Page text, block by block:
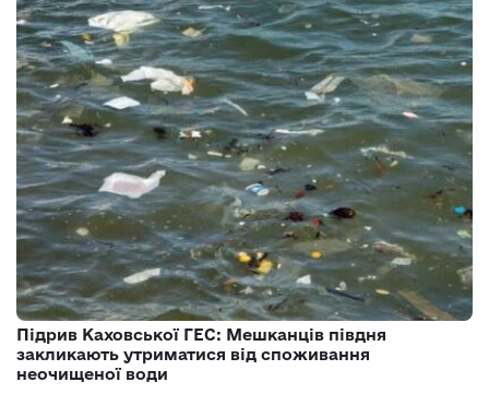
Підрив Каховської ГЕС: Мешканців півдня
закликають утриматися від споживання
неочищеної води